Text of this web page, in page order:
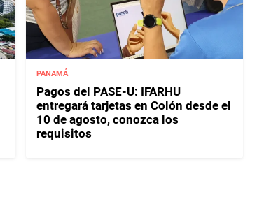
PANAMÁ
Pagos del PASE-U: IFARHU
entregará tarjetas en Colón desde el
10 de agosto, conozca los
requisitos